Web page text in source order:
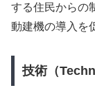
する住民からの
動建機の導入を
技術（